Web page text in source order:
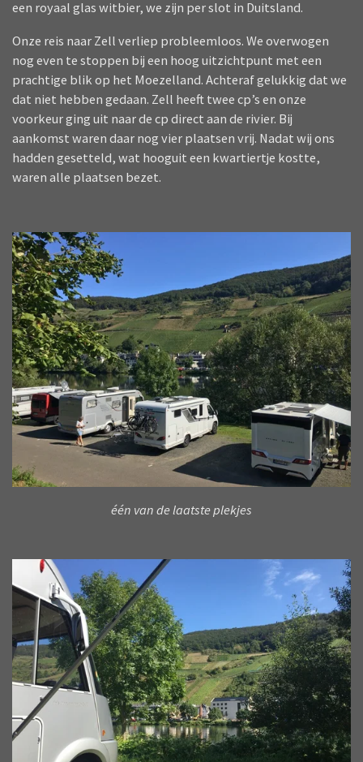
een royaal glas witbier, we zijn per slot in Duitsland.
Onze reis naar Zell verliep probleemloos. We overwogen
nog even te stoppen bij een hoog uitzichtpunt met een
prachtige blik op het Moezelland. Achteraf gelukkig dat we
dat niet hebben gedaan. Zell heeft twee cp’s en onze
voorkeur ging uit naar de cp direct aan de rivier. Bij
aankomst waren daar nog vier plaatsen vrij. Nadat wij ons
hadden gesetteld, wat hooguit een kwartiertje kostte,
waren alle plaatsen bezet.
één van de laatste plekjes